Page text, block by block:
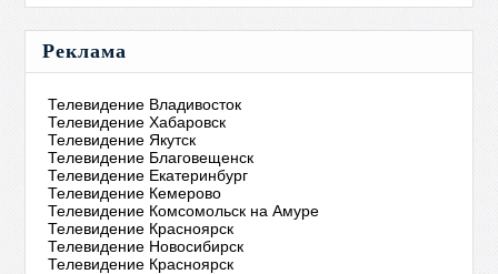
Реклама
Телевидение Владивосток
Телевидение Хабаровск
Телевидение Якутск
Телевидение Благовещенск
Телевидение Екатеринбург
Телевидение Кемерово
Телевидение Комсомольск на Амуре
Телевидение Красноярск
Телевидение Новосибирск
Телевидение Красноярск